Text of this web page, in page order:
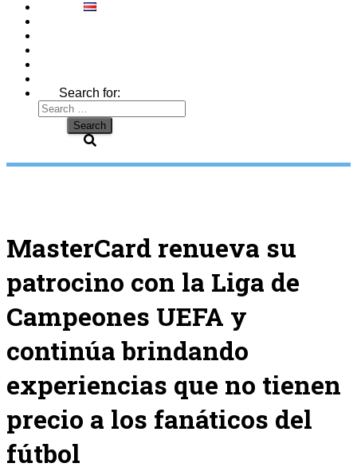
Search for:
MasterCard renueva su
patrocino con la Liga de
Campeones UEFA y
continúa brindando
experiencias que no tienen
precio a los fanáticos del
fútbol